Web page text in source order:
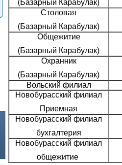
(Базарный Карабулак)
Столовая
(Базарный Карабулак)
Общежитие
(Базарный Карабулак)
Охранник
(Базарный Карабулак)
Вольский филиал
Новобурасский филиал
Приемная
Новобурасский филиал
бухгалтерия
Новобурасский филиал
общежитие